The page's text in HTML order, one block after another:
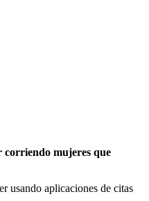
corriendo mujeres que
usando aplicaciones de citas